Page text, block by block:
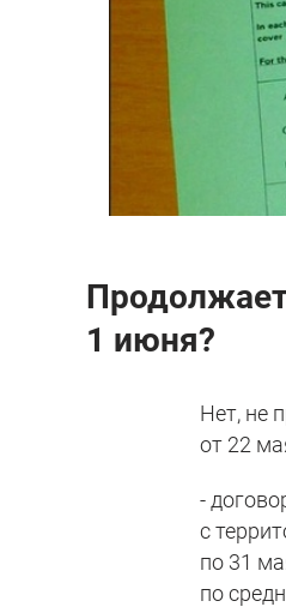
1 июня?
Нет, не
от 22
-
с
по 31
по